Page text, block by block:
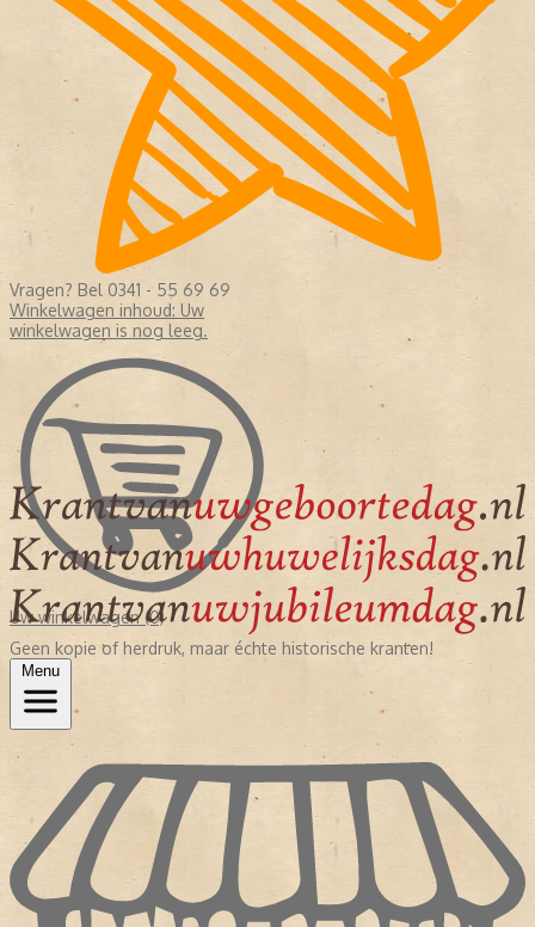
Vragen? Bel 0341 - 55 69 69
Winkelwagen inhoud: Uw
winkelwagen is nog leeg.
Uw winkelwagen (0)
Geen kopie of herdruk, maar échte historische kranten!
Menu